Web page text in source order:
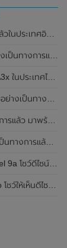
และรองรับเครือข่าย 5G
และหน้าจอแสดงผล LCD / 90Hz
เริ่มต้นเพียง 3,999 บาท
ราคา 14,990 บาท
และใช้ชิปเซ็ต Unisoc
แล้วในอินเดีย
ม่มีกรอบของกล้องแล้ว
ยดสเปกที่สำคัญบางส่วน